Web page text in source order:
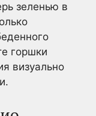
зеленью в
горшки
визуально